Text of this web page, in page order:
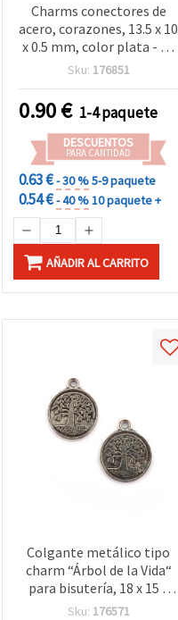
Charms conectores de
acero, corazones, 13.5 x 10
x 0.5 mm, color plata - 20
piezas
Sku: 176851
0.90€ 1-4 paquete
DESCUENTOS
PARA CANTIDAD
0.63 €- 30 %5-9 paquete
0.54 €- 40 %10 paquete +
AÑADIR AL CARRITO
Colgante metálico tipo
charm “Árbol de la Vida“
para bisutería, 18 x 15 x
1,5 mm, agujero 2 mm,
Sku: 176571